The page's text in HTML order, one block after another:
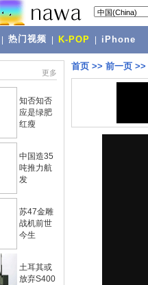
热门视频 K-POP iPhone
更多
知否知否
应是绿肥
红瘦
中国造35
吨推力航
发
苏47金雕
战机前世
今生
土耳其或
放弃S400
首页 >> 前一页 >>